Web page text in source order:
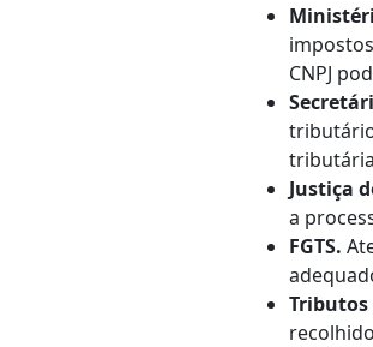
CNPJ
Justiça
a
FGTS.